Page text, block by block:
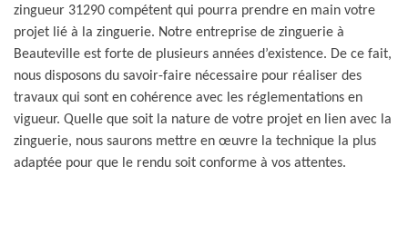
zingueur 31290 compétent qui pourra prendre en main votre
projet lié à la zinguerie. Notre entreprise de zinguerie à
Beauteville est forte de plusieurs années d’existence. De ce fait,
nous disposons du savoir-faire nécessaire pour réaliser des
travaux qui sont en cohérence avec les réglementations en
vigueur. Quelle que soit la nature de votre projet en lien avec la
zinguerie, nous saurons mettre en œuvre la technique la plus
adaptée pour que le rendu soit conforme à vos attentes.